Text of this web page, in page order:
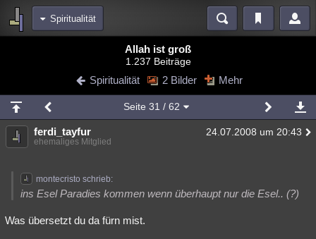
Spiritualität
Blogs Videos
Chat Wiki Neuigkeiten
meine Rubriken
Menschen Wissenschaft Mystery Kriminalfälle
Natur Umfragen Unterhaltung
Allah ist groß
1.237 Beiträge
Spiritualität 2 Bilder Mehr
Seite 31 / 62
ferdi_tayfur 24.07.2008 um 20:43
ehemaliges Mitglied
montecristo schrieb:
ins Esel Paradies kommen wenn überhaupt nur die Esel.. (?)
Was übersetzt du da fürn mist.